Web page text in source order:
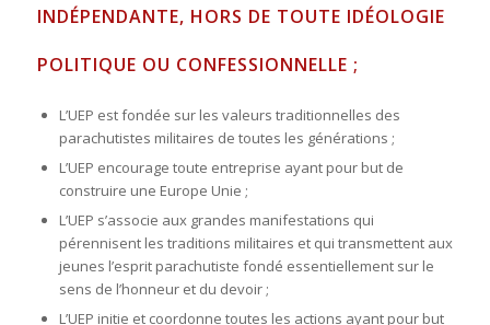
INDÉPENDANTE, HORS DE TOUTE IDÉOLOGIE
POLITIQUE OU CONFESSIONNELLE ;
L’UEP est fondée sur les valeurs traditionnelles des
parachutistes militaires de toutes les générations ;
L’UEP encourage toute entreprise ayant pour but de
construire une Europe Unie ;
L’UEP s’associe aux grandes manifestations qui
pérennisent les traditions militaires et qui transmettent aux
jeunes l’esprit parachutiste fondé essentiellement sur le
sens de l’honneur et du devoir ;
L’UEP initie et coordonne toutes les actions ayant pour but